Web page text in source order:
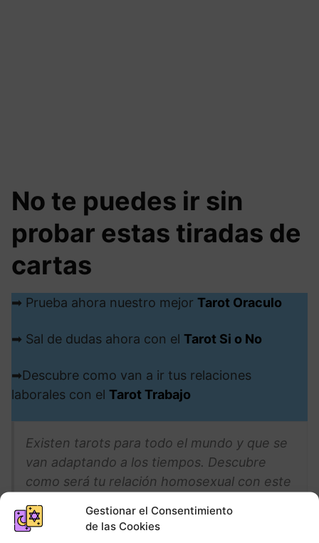
Gestionar el Consentimiento
de las Cookies
No te puedes ir sin
probar estas tiradas de
cartas
➡ Prueba ahora nuestro mejor Tarot Oraculo
➡ Sal de dudas ahora con el Tarot Si o No
➡Descubre como van a ir tus relaciones
laborales con el Tarot Trabajo
Existen tarots para todo el mundo y que se
van adaptando a los tiempos. Descubre
como será tu relación homosexual con este
tarot pensado para ti.